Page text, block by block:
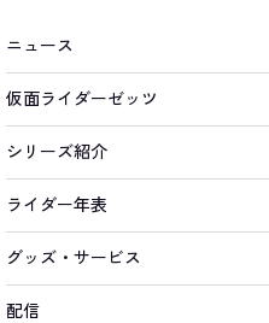
ニュース
仮面ライダーゼッツ
シリーズ紹介
ライダー年表
グッズ・サービス
配信